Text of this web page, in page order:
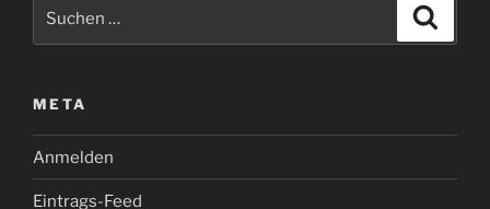
META
Anmelden
Eintrags-Feed